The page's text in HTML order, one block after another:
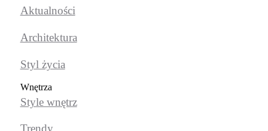
Aktualności
Architektura
Styl życia
Wnętrza
Style wnętrz